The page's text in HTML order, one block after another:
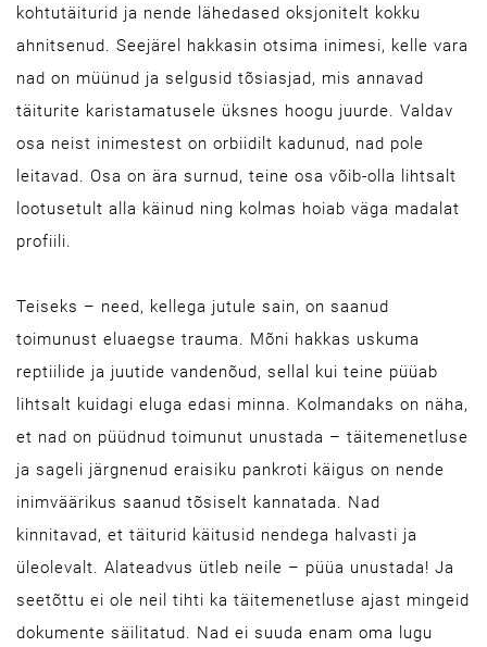
kohtutäiturid ja nende lähedased oksjonitelt kokku
ahnitsenud. Seejärel hakkasin otsima inimesi, kelle vara
nad on müünud ja selgusid tõsiasjad, mis annavad
täiturite karistamatusele üksnes hoogu juurde. Valdav
osa neist inimestest on orbiidilt kadunud, nad pole
leitavad. Osa on ära surnud, teine osa võib-olla lihtsalt
lootusetult alla käinud ning kolmas hoiab väga madalat
profiili.
Teiseks – need, kellega jutule sain, on saanud
toimunust eluaegse trauma. Mõni hakkas uskuma
reptiilide ja juutide vandenõud, sellal kui teine püüab
lihtsalt kuidagi eluga edasi minna. Kolmandaks on näha,
et nad on püüdnud toimunut unustada – täitemenetluse
ja sageli järgnenud eraisiku pankroti käigus on nende
inimväärikus saanud tõsiselt kannatada. Nad
kinnitavad, et täiturid käitusid nendega halvasti ja
üleolevalt. Alateadvus ütleb neile – püüa unustada! Ja
seetõttu ei ole neil tihti ka täitemenetluse ajast mingeid
dokumente säilitatud. Nad ei suuda enam oma lugu